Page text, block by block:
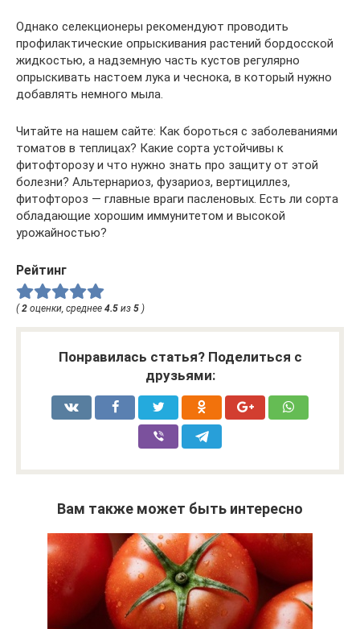
Однако селекционеры рекомендуют проводить
профилактические опрыскивания растений бордосской
жидкостью, а надземную часть кустов регулярно
опрыскивать настоем лука и чеснока, в который нужно
добавлять немного мыла.
Читайте на нашем сайте: Как бороться с заболеваниями
томатов в теплицах? Какие сорта устойчивы к
фитофторозу и что нужно знать про защиту от этой
болезни? Альтернариоз, фузариоз, вертициллез,
фитофтороз — главные враги пасленовых. Есть ли сорта
обладающие хорошим иммунитетом и высокой
урожайностью?
Рейтинг
(2 оценки, среднее 4.5 из 5 )
Понравилась статья? Поделиться с
друзьями:
Вам также может быть интересно